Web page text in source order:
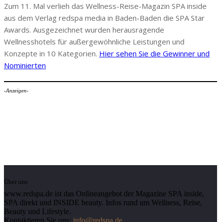
Zum 11. Mal verlieh das Wellness-Reise-Magazin SPA inside
aus dem Verlag redspa media in Baden-Baden die SPA Star
Awards. Ausgezeichnet wurden herausragende
Wellnesshotels für außergewöhnliche Leistungen und
Konzepte in 10 Kategorien. Hier sehen Sie die Gewinner und
Nominierten
-Anzeigen-
Über uns
www.redspa.de ist das Onlineangebot der Magazine SPA inside,
SPA direkt und INSIDE beauty. Infos rund um Wellness, Reise,
Beauty und Lifestyle.
Kontaktieren Sie uns: info@redspa.de